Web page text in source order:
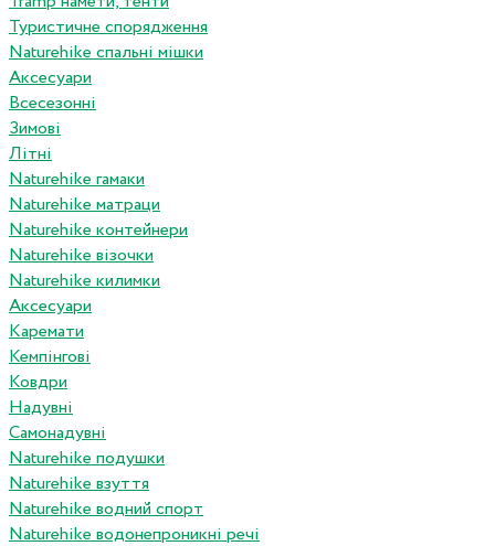
Туристичне спорядження
Naturehike спальні мішки
Аксесуари
Всесезонні
Зимові
Літні
Naturehike гамаки
Naturehike матраци
Naturehike контейнери
Naturehike візочки
Naturehike килимки
Аксесуари
Каремати
Кемпінгові
Ковдри
Надувні
Самонадувні
Naturehike подушки
Naturehike взуття
Naturehike водний спорт
Naturehike водонепроникні речі